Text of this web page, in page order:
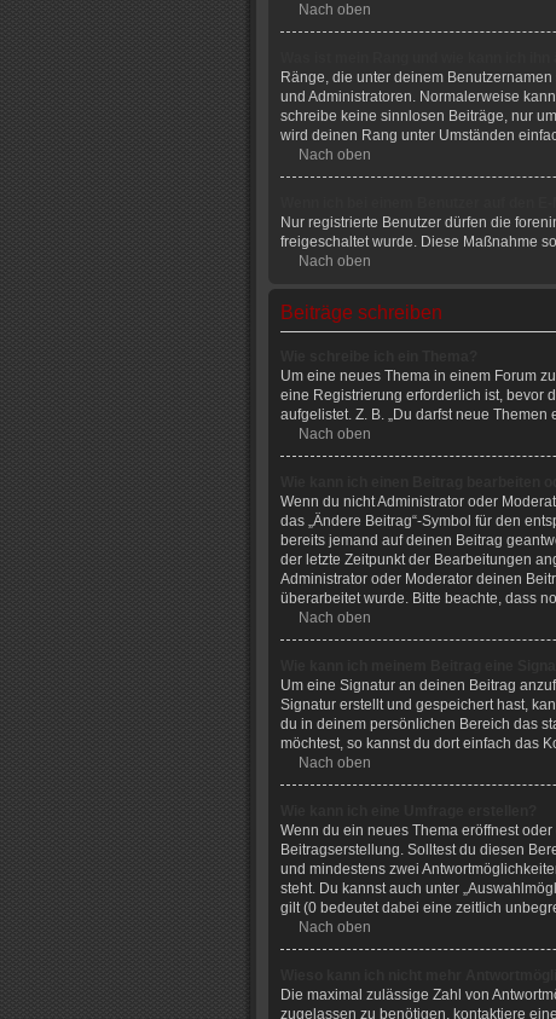
Nach oben
Ränge, die unter deinem
und Administratoren. Normalerweise
schreibe keine sinnlosen Beiträge, nur
wird deinen Rang unter Umständen
Nach oben
Nur registrierte Benutzer dürfen die
freigeschaltet wurde. Diese Maßnahme
Nach oben
Beiträge schreiben
Um eine neues Thema in einem Forum
eine Registrierung erforderlich ist, bevor
aufgelistet. Z. B. „Du darfst neue
Nach oben
Wenn du nicht Administrator oder
das „Ändere Beitrag“-Symbol für den
bereits jemand auf deinen Beitrag
der letzte Zeitpunkt der Bearbeitungen
Administrator oder Moderator deinen
überarbeitet wurde. Bitte beachte, dass
Nach oben
Um eine Signatur an deinen Beitrag
Signatur erstellt und gespeichert hast,
du in deinem persönlichen Bereich das
möchtest, so kannst du dort einfach das
Nach oben
Wenn du ein neues Thema eröffnest
Beitragserstellung. Solltest du diesen
und mindestens zwei
steht. Du kannst auch unter
gilt (0 bedeutet dabei eine zeitlich
Nach oben
Die maximal zulässige Zahl von
zugelassen zu benötigen, kontaktiere